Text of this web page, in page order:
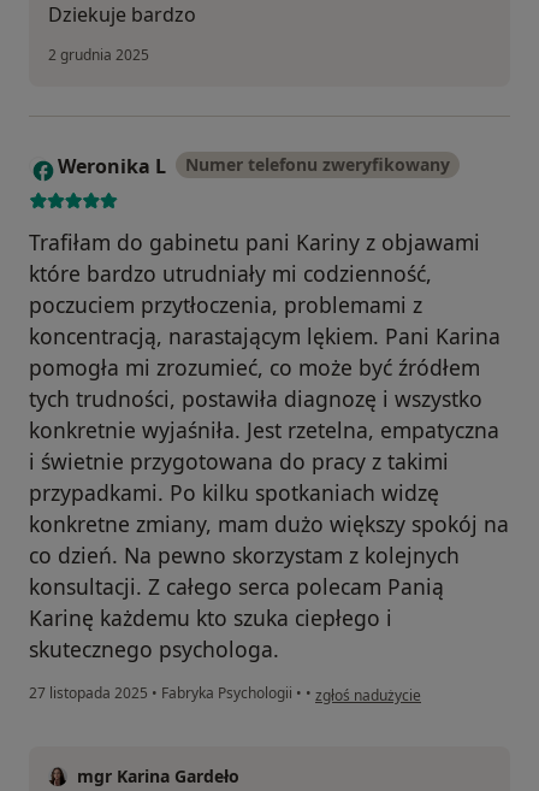
Dziekuje bardzo
2 grudnia 2025
W Weronika L Numer telefonu zweryfikowany
Trafiłam do gabinetu pani Kariny z objawami
które bardzo utrudniały mi codzienność,
poczuciem przytłoczenia, problemami z
koncentracją, narastającym lękiem. Pani Karina
pomogła mi zrozumieć, co może być źródłem
tych trudności, postawiła diagnozę i wszystko
konkretnie wyjaśniła. Jest rzetelna, empatyczna
i świetnie przygotowana do pracy z takimi
przypadkami. Po kilku spotkaniach widzę
konkretne zmiany, mam dużo większy spokój na
co dzień. Na pewno skorzystam z kolejnych
konsultacji. Z całego serca polecam Panią
Karinę każdemu kto szuka ciepłego i
skutecznego psychologa.
27 listopada 2025 • Fabryka Psychologii • • w opinii użytkownika Weronika L
zgłoś nadużycie
mgr Karina Gardeło